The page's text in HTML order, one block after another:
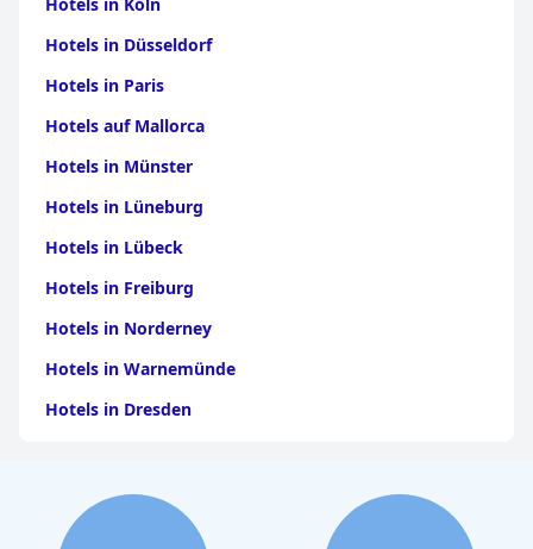
Hotels in Düsseldorf
Hotels in Paris
Hotels auf Mallorca
Hotels in Münster
Hotels in Lüneburg
Hotels in Lübeck
Hotels in Freiburg
Hotels in Norderney
Hotels in Warnemünde
Hotels in Dresden
Hotels in Stuttgart
Hotels in Leipzig